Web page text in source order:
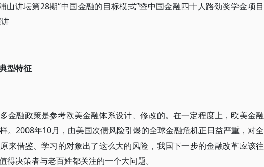
山讲坛第28期“中国金融的目标模式”暨中国金融四十人路劲奖学金项目
型特征
金融政策是参考欧美金融体系设计、修改的。在一定程度上，欧美金融
。2008年10月，由美国次债风险引爆的全球金融危机正日益严重，对全
来借鉴、学习的对象出了这么大的风险，我国下一步的金融改革应该往
得决策者与老百姓都关注的一个大问题。